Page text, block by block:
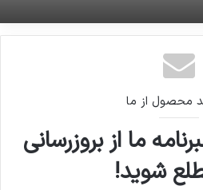
محصول از ما
ما از بروزرسانی
شوید!